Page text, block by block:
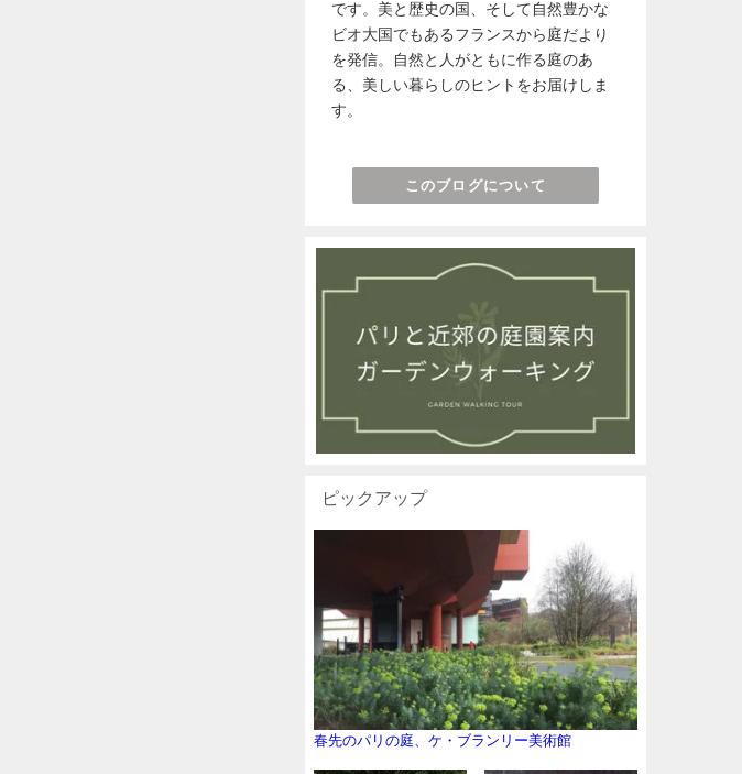
です。美と歴史の国、そして自然豊かな
ビオ大国でもあるフランスから庭だより
を発信。自然と人がともに作る庭のあ
る、美しい暮らしのヒントをお届けしま
す。
このブログについて
ピックアップ
春先のパリの庭、ケ・ブランリー美術館